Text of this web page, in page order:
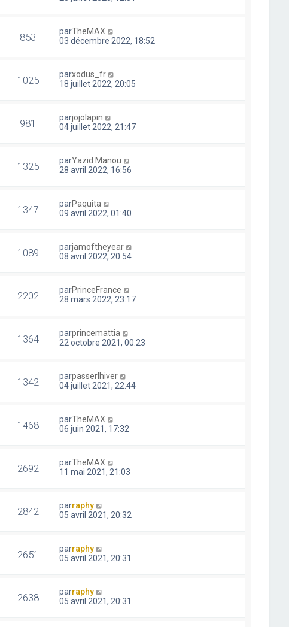
853 parTheMAX
03 décembre 2022, 18:52
1025 parxodus_fr
18 juillet 2022, 20:05
981 parjojolapin
04 juillet 2022, 21:47
1325 parYazid Manou
28 avril 2022, 16:56
1347 parPaquita
09 avril 2022, 01:40
1089 parjamoftheyear
08 avril 2022, 20:54
2202 parPrinceFrance
28 mars 2022, 23:17
1364 parprincemattia
22 octobre 2021, 00:23
1342 parpasserlhiver
04 juillet 2021, 22:44
1468 parTheMAX
06 juin 2021, 17:32
2692 parTheMAX
11 mai 2021, 21:03
2842 parraphy
05 avril 2021, 20:32
2651 parraphy
05 avril 2021, 20:31
2638 parraphy
05 avril 2021, 20:31